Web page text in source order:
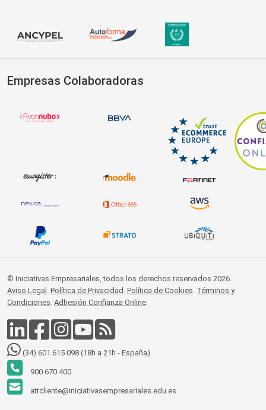
Empresas Colaboradoras
© Iniciativas Empresariales, todos los derechos reservados 2026.
Aviso Legal Política de Privacidad Política de Cookies Términos y
Condiciones Adhesión Confianza Online
(34) 601 615 098 (18h a 21h - España)
900 670 400
attcliente@iniciativasempresariales.edu.es